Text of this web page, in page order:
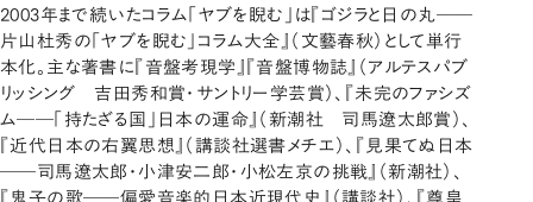
2003年まで続いたコラム「ヤブを睨む」は『ゴジラと日の丸――
片山杜秀の「ヤブを睨む」コラム大全』（文藝春秋）として単行
本化。主な著書に『音盤考現学』『音盤博物誌』（アルテスパブ
リッシング 吉田秀和賞・サントリー学芸賞）、『未完のファシズ
ム――「持たざる国」日本の運命』（新潮社 司馬遼太郎賞）、
『近代日本の右翼思想』（講談社選書メチエ）、『見果てぬ日本
――司馬遼太郎・小津安二郎・小松左京の挑戦』（新潮社）、
『鬼子の歌――偏愛音楽的日本近現代史』（講談社）、『尊皇